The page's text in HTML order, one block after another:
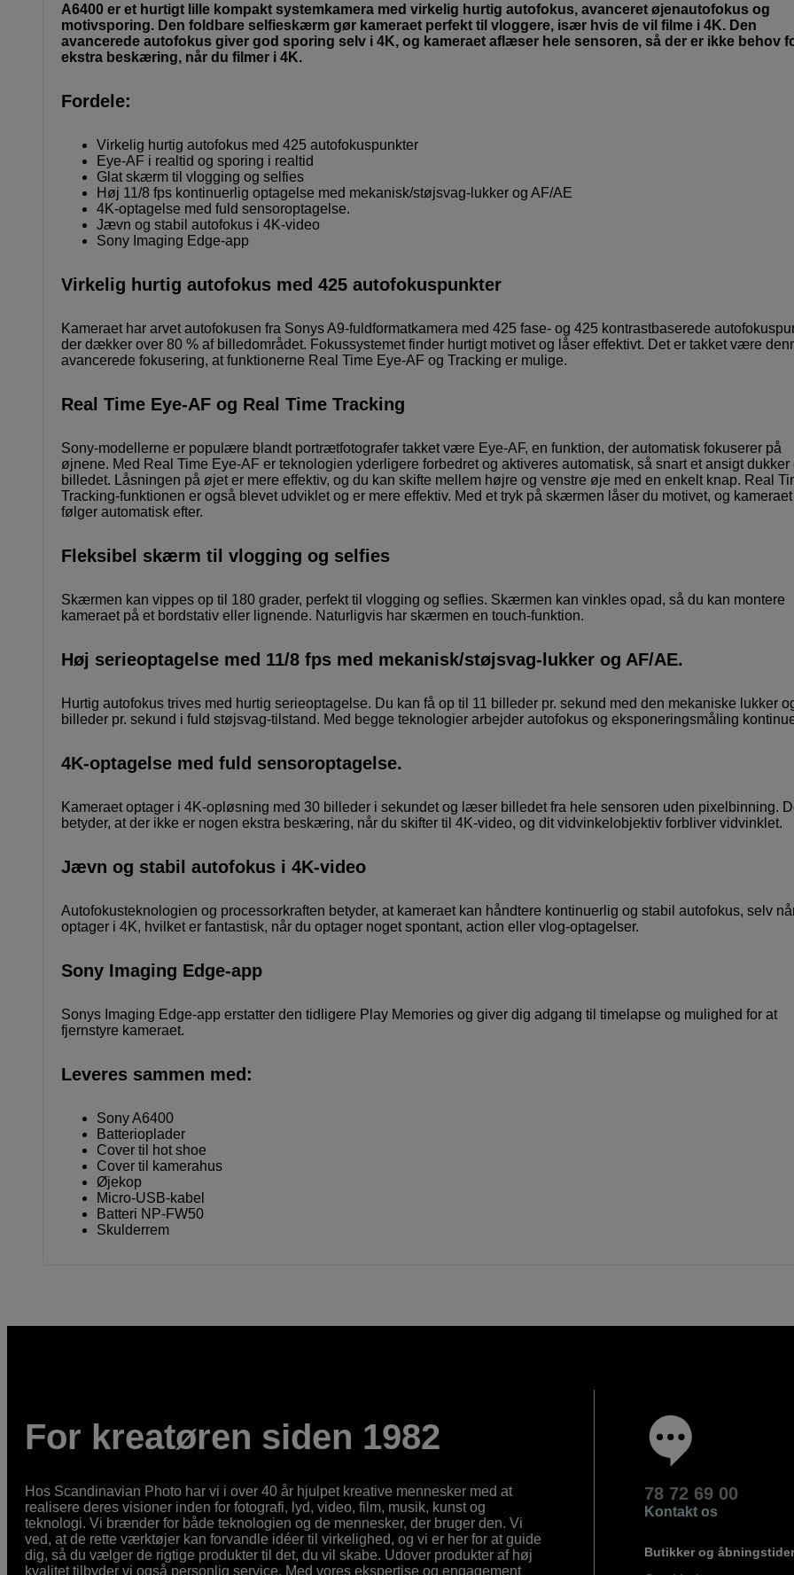
A6400 er et hurtigt lille kompakt systemkamera med virkelig hurtig autofokus, avanceret øjenautofokus og
motivsporing. Den foldbare selfieskærm gør kameraet perfekt til vloggere, især hvis de vil filme i 4K. Den
avancerede autofokus giver god sporing selv i 4K, og kameraet aflæser hele sensoren, så der er ikke behov
ekstra beskæring, når du filmer i 4K.
Fordele:
Virkelig hurtig autofokus med 425 autofokuspunkter
Eye-AF i realtid og sporing i realtid
Glat skærm til vlogging og selfies
Høj 11/8 fps kontinuerlig optagelse med mekanisk/støjsvag-lukker og AF/AE
4K-optagelse med fuld sensoroptagelse.
Jævn og stabil autofokus i 4K-video
Sony Imaging Edge-app
Virkelig hurtig autofokus med 425 autofokuspunkter
Kameraet har arvet autofokusen fra Sonys A9-fuldformatkamera med 425 fase- og 425 kontrastbaserede
der dækker over 80 % af billedområdet. Fokussystemet finder hurtigt motivet og låser effektivt. Det er takket være
avancerede fokusering, at funktionerne Real Time Eye-AF og Tracking er mulige.
Real Time Eye-AF og Real Time Tracking
Sony-modellerne er populære blandt portrætfotografer takket være Eye-AF, en funktion, der automatisk fokuserer på
øjnene. Med Real Time Eye-AF er teknologien yderligere forbedret og aktiveres automatisk, så snart et ansigt dukker
billedet. Låsningen på øjet er mere effektiv, og du kan skifte mellem højre og venstre øje med en enkelt knap. Real
Tracking-funktionen er også blevet udviklet og er mere effektiv. Med et tryk på skærmen låser du motivet, og kameraet
følger automatisk efter.
Fleksibel skærm til vlogging og selfies
Skærmen kan vippes op til 180 grader, perfekt til vlogging og seflies. Skærmen kan vinkles opad, så du kan montere
kameraet på et bordstativ eller lignende. Naturligvis har skærmen en touch-funktion.
Høj serieoptagelse med 11/8 fps med mekanisk/støjsvag-lukker og AF/AE.
Hurtig autofokus trives med hurtig serieoptagelse. Du kan få op til 11 billeder pr. sekund med den mekaniske lukker
billeder pr. sekund i fuld støjsvag-tilstand. Med begge teknologier arbejder autofokus og eksponeringsmåling
4K-optagelse med fuld sensoroptagelse.
Kameraet optager i 4K-opløsning med 30 billeder i sekundet og læser billedet fra hele sensoren uden pixelbinning.
betyder, at der ikke er nogen ekstra beskæring, når du skifter til 4K-video, og dit vidvinkelobjektiv forbliver vidvinklet.
Jævn og stabil autofokus i 4K-video
Autofokusteknologien og processorkraften betyder, at kameraet kan håndtere kontinuerlig og stabil autofokus, selv
optager i 4K, hvilket er fantastisk, når du optager noget spontant, action eller vlog-optagelser.
Sony Imaging Edge-app
Sonys Imaging Edge-app erstatter den tidligere Play Memories og giver dig adgang til timelapse og mulighed for at
fjernstyre kameraet.
Leveres sammen med:
Sony A6400
Batterioplader
Cover til hot shoe
Cover til kamerahus
Øjekop
Micro-USB-kabel
Batteri NP-FW50
Skulderrem
For kreatøren siden 1982
Hos Scandinavian Photo har vi i over 40 år hjulpet kreative mennesker med at
realisere deres visioner inden for fotografi, lyd, video, film, musik, kunst og
teknologi. Vi brænder for både teknologien og de mennesker, der bruger den. Vi
ved, at de rette værktøjer kan forvandle idéer til virkelighed, og vi er her for at guide
dig, så du vælger de rigtige produkter til det, du vil skabe. Udover produkter af høj
kvalitet tilbyder vi også personlig service. Med vores ekspertise og engagement
78 72 69 00
Kontakt os
Butikker og